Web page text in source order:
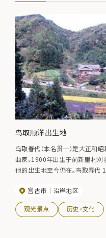
鸟取顺洋出生地
鸟取春代（本名贯一）是大正和
曲家，1900年出生于前新里村刈
他的出生地至今仍在。鸟取春代
他成为日本第一位唱片公司专属歌
宫古市 沿岸地区
观光景点 历史・文化